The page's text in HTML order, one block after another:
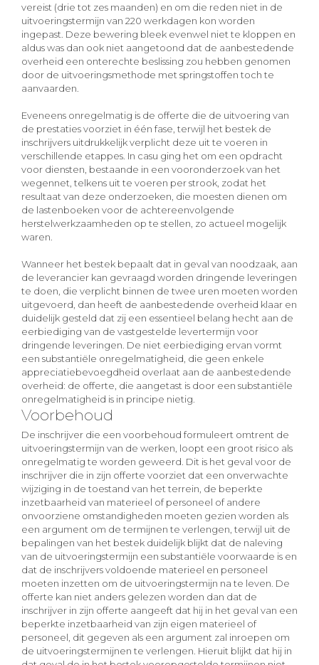
vereist (drie tot zes maanden) en om die reden niet in de
uitvoeringstermijn van 220 werkdagen kon worden
ingepast. Deze bewering bleek evenwel niet te kloppen en
aldus was dan ook niet aangetoond dat de aanbestedende
overheid een onterechte beslissing zou hebben genomen
door de uitvoeringsmethode met springstoffen toch te
aanvaarden.
Eveneens onregelmatig is de offerte die de uitvoering van
de prestaties voorziet in één fase, terwijl het bestek de
inschrijvers uitdrukkelijk verplicht deze uit te voeren in
verschillende etappes. In casu ging het om een opdracht
voor diensten, bestaande in een vooronderzoek van het
wegennet, telkens uit te voeren per strook, zodat het
resultaat van deze onderzoeken, die moesten dienen om
de lastenboeken voor de achtereenvolgende
herstelwerkzaamheden op te stellen, zo actueel mogelijk
waren.
Wanneer het bestek bepaalt dat in geval van noodzaak, aan
de leverancier kan gevraagd worden dringende leveringen
te doen, die verplicht binnen de twee uren moeten worden
uitgevoerd, dan heeft de aanbestedende overheid klaar en
duidelijk gesteld dat zij een essentieel belang hecht aan de
eerbiediging van de vastgestelde levertermijn voor
dringende leveringen. De niet eerbiediging ervan vormt
een substantiële onregelmatigheid, die geen enkele
appreciatiebevoegdheid overlaat aan de aanbestedende
overheid: de offerte, die aangetast is door een substantiële
onregelmatigheid is in principe nietig.
Voorbehoud
De inschrijver die een voorbehoud formuleert omtrent de
uitvoeringstermijn van de werken, loopt een groot risico als
onregelmatig te worden geweerd. Dit is het geval voor de
inschrijver die in zijn offerte voorziet dat een onverwachte
wijziging in de toestand van het terrein, de beperkte
inzetbaarheid van materieel of personeel of andere
onvoorziene omstandigheden moeten gezien worden als
een argument om de termijnen te verlengen, terwijl uit de
bepalingen van het bestek duidelijk blijkt dat de naleving
van de uitvoeringstermijn een substantiële voorwaarde is en
dat de inschrijvers voldoende materieel en personeel
moeten inzetten om de uitvoeringstermijn na te leven. De
offerte kan niet anders gelezen worden dan dat de
inschrijver in zijn offerte aangeeft dat hij in het geval van een
beperkte inzetbaarheid van zijn eigen materieel of
personeel, dit gegeven als een argument zal inroepen om
de uitvoeringstermijnen te verlengen. Hieruit blijkt dat hij in